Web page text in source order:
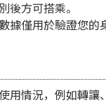
後方可搭乘。
僅用於驗證您的
用情況，例如轉